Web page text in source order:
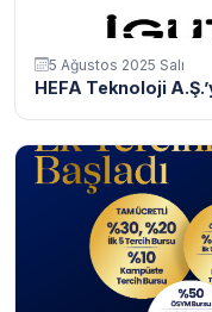
5 Ağustos 2025 Salı
HEFA Teknoloji